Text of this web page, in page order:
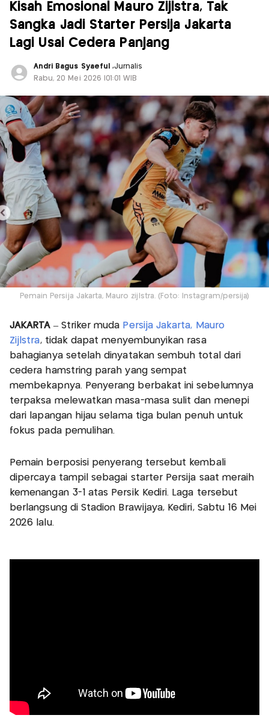
Kisah Emosional Mauro Zijlstra, Tak
Sangka Jadi Starter Persija Jakarta
Lagi Usai Cedera Panjang
Andri Bagus Syaeful ,Jurnalis
Rabu, 20 Mei 2026 |01:01 WIB
Pemain Persija Jakarta, Mauro zijlstra. (Foto: Instagram/persija)
JAKARTA– Striker muda Persija Jakarta, Mauro
Zijlstra, tidak dapat menyembunyikan rasa
bahagianya setelah dinyatakan sembuh total dari
cedera hamstring parah yang sempat
membekapnya. Penyerang berbakat ini sebelumnya
terpaksa melewatkan masa-masa sulit dan menepi
dari lapangan hijau selama tiga bulan penuh untuk
fokus pada pemulihan.
Pemain berposisi penyerang tersebut kembali
dipercaya tampil sebagai starter Persija saat meraih
kemenangan 3-1 atas Persik Kediri. Laga tersebut
berlangsung di Stadion Brawijaya, Kediri, Sabtu 16 Mei
2026 lalu.